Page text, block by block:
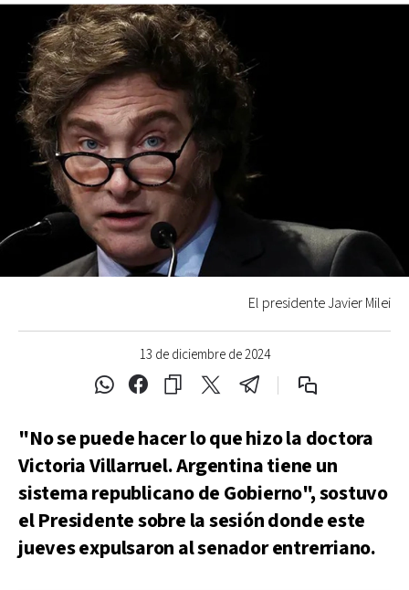
13 de diciembre de 2024
El presidente Javier Milei
"No se puede hacer lo que hizo la doctora
Victoria Villarruel. Argentina tiene un
sistema republicano de Gobierno", sostuvo
el Presidente sobre la sesión donde este
jueves expulsaron al senador entrerriano.